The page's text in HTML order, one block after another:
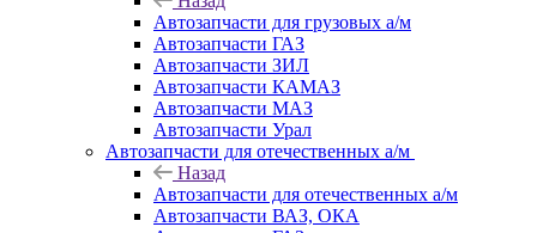
Автозапчасти для грузовых а/м
Автозапчасти ГАЗ
Автозапчасти ЗИЛ
Автозапчасти КАМАЗ
Автозапчасти МАЗ
Автозапчасти Урал
Автозапчасти для отечественных а/м
Назад
Автозапчасти для отечественных а/м
Автозапчасти ВАЗ, ОКА